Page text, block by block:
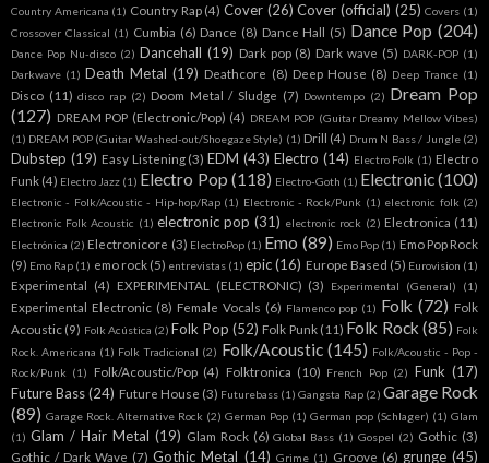
Country Americana (1) Country Rap (4) Cover (26) Cover (official) (25) Covers (1)
Crossover Classical (1) Cumbia (6) Dance (8) Dance Hall (5) Dance Pop (204)
Dance Pop Nu-disco (2) Dancehall (19) Dark pop (8) Dark wave (5) DARK-POP (1)
Darkwave (1) Death Metal (19) Deathcore (8) Deep House (8) Deep Trance (1)
Disco (11) disco rap (2) Doom Metal / Sludge (7) Downtempo (2) Dream Pop
(127) DREAM POP (Electronic/Pop) (4) DREAM POP (Guitar Dreamy Mellow Vibes)
(1) DREAM POP (Guitar Washed-out/Shoegaze Style) (1) Drill (4) Drum N Bass / Jungle (2)
Dubstep (19) Easy Listening (3) EDM (43) Electro (14) Electro Folk (1) Electro
Funk (4) Electro Jazz (1) Electro Pop (118) Electro-Goth (1) Electronic(100)
Electronic - Folk/Acoustic - Hip-hop/Rap (1) Electronic - Rock/Punk (1) electronic folk (2)
Electronic Folk Acoustic (1) electronic pop (31) electronic rock (2) Electronica (11)
Electrónica (2) Electronicore (3) ElectroPop (1) Emo (89) Emo Pop (1) Emo Pop Rock
(9) Emo Rap (1) emo rock (5) entrevistas (1) epic (16) Europe Based (5) Eurovision (1)
Experimental (4) EXPERIMENTAL (ELECTRONIC) (3) Experimental (General) (1)
Experimental Electronic (8) Female Vocals (6) Flamenco pop (1) Folk (72) Folk
Acoustic (9) Folk Acústica (2) Folk Pop (52) Folk Punk (11) Folk Rock (85) Folk
Rock. Americana (1) Folk Tradicional (2) Folk/Acoustic (145) Folk/Acoustic - Pop -
Rock/Punk (1) Folk/Acoustic/Pop (4) Folktronica (10) French Pop (2) Funk (17)
Future Bass (24) Future House (3) Futurebass (1) Gangsta Rap (2) Garage Rock
(89) Garage Rock. Alternative Rock (2) German Pop (1) German pop (Schlager) (1) Glam
(1) Glam / Hair Metal (19) Glam Rock (6) Global Bass (1) Gospel (2) Gothic (3)
Gothic / Dark Wave (7) Gothic Metal (14) Grime (1) Groove (6) grunge (45)